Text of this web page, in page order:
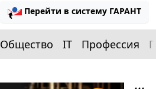
Перейти в систему ГАРАНТ
Общество IT Профессия